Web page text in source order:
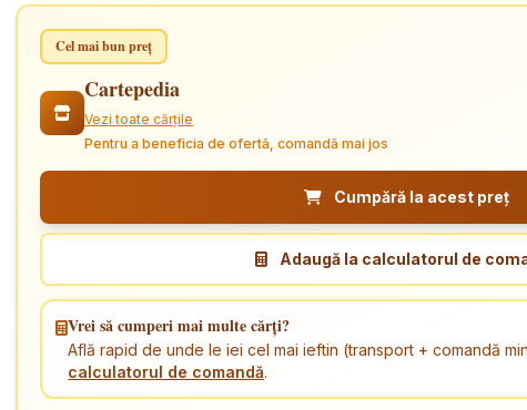
Cel mai bun preț
Cartepedia
Vezi toate cărțile
Pentru a beneficia de ofertă, comandă mai jos
Cumpără la acest preț
Adaugă la calculatorul de
Vrei să cumperi mai multe cărți?
Află rapid de unde le iei cel mai ieftin (transport + comandă
calculatorul de comandă.